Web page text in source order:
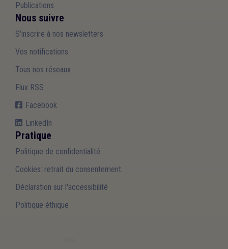
Publications
Nous suivre
S'inscrire à nos newsletters
Vos notifications
Tous nos réseaux
Flux RSS
Facebook
LinkedIn
Pratique
Politique de confidentialité
Cookies: retrait du consentement
Déclaration sur l'accessibilité
Politique éthique